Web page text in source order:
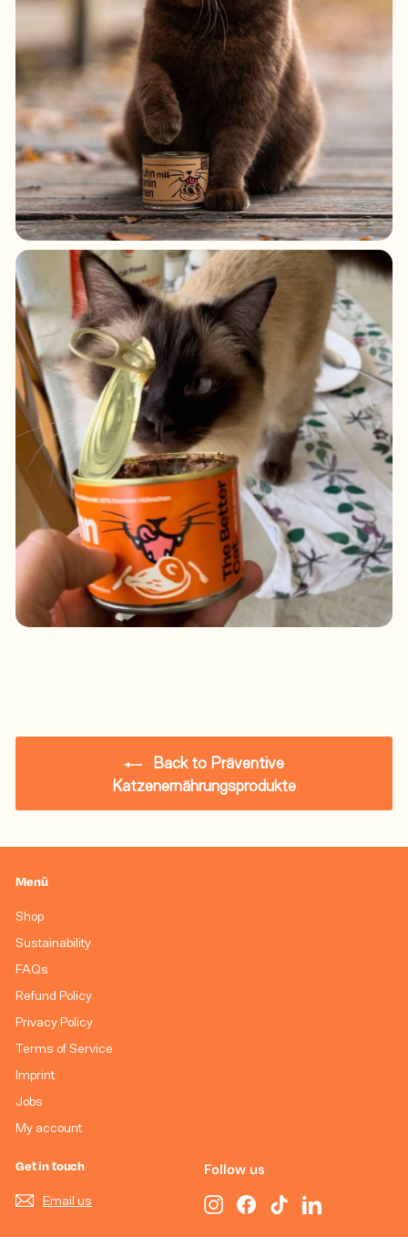
Back to Präventive
Katzenernährungsprodukte
Menü
Shop
Sustainability
FAQs
Refund Policy
Privacy Policy
Terms of Service
Imprint
Jobs
My account
Get in touch
Email us
Follow us
InstagramFacebookTikTokLinkedIn